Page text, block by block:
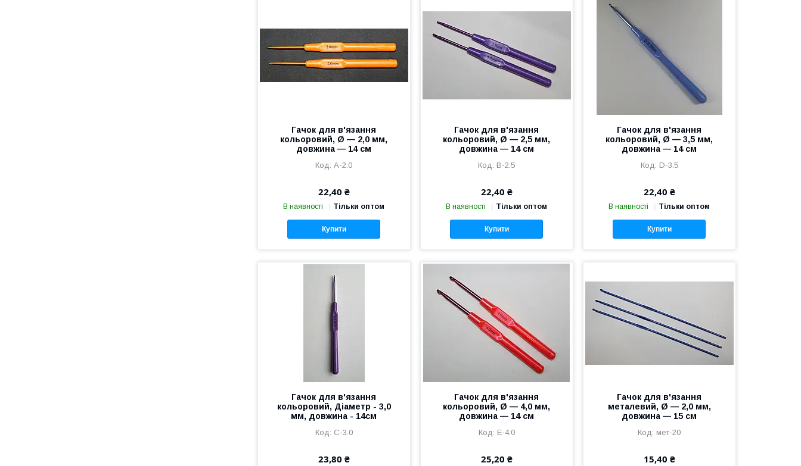
Гачок для в'язання
кольоровий, Ø — 2,0 мм,
довжина — 14 см
А-2.0
22,40 ₴
В наявності Тільки оптом
Купити
Гачок для в'язання
кольоровий, Ø — 2,5 мм,
довжина — 14 см
B-2.5
22,40 ₴
В наявності Тільки оптом
Купити
Гачок для в'язання
кольоровий, Ø — 3,5 мм,
довжина — 14 см
D-3.5
22,40 ₴
В наявності Тільки оптом
Купити
Гачок для в'язання
кольоровий, Діаметр - 3,0
мм, довжина - 14см
C-3.0
23,80 ₴
Гачок для в'язання
кольоровий, Ø — 4,0 мм,
довжина — 14 см
Е-4.0
25,20 ₴
Гачок для в'язання
металевий, Ø — 2,0 мм,
довжина — 15 см
мет-20
15,40 ₴